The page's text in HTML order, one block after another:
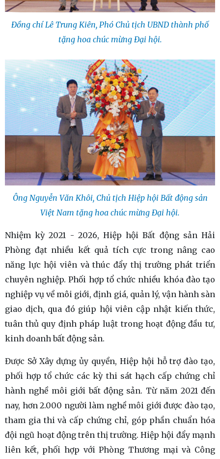
Đồng chí Lê Trung Kiên, Phó Chủ tịch UBND thành phố
tặng hoa chúc mừng Đại hội.
Ông Nguyễn Văn Khôi, Chủ tịch Hiệp hội Bất động sản
Việt Nam tặng hoa chúc mừng Đại hội.
Nhiệm kỳ 2021 - 2026, Hiệp hội Bất động sản Hải
Phòng đạt nhiều kết quả tích cực trong nâng cao
năng lực hội viên và thúc đẩy thị trường phát triển
chuyên nghiệp. Phối hợp tổ chức nhiều khóa đào tạo
nghiệp vụ về môi giới, định giá, quản lý, vận hành sàn
giao dịch, qua đó giúp hội viên cập nhật kiến thức,
tuân thủ quy định pháp luật trong hoạt động đầu tư,
kinh doanh bất động sản.
Được Sở Xây dựng ủy quyền, Hiệp hội hỗ trợ đào tạo,
phối hợp tổ chức các kỳ thi sát hạch cấp chứng chỉ
hành nghề môi giới bất động sản. Từ năm 2021 đến
nay, hơn 2.000 người làm nghề môi giới được đào tạo,
tham gia thi và cấp chứng chỉ, góp phần chuẩn hóa
đội ngũ hoạt động trên thị trường. Hiệp hội đẩy mạnh
liên kết, phối hợp với Phòng Thương mại và Công